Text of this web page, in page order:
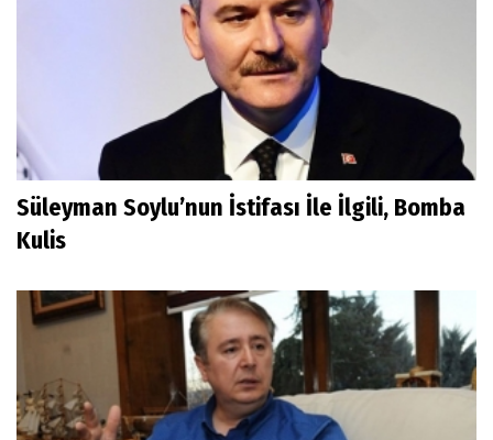
Süleyman Soylu’nun İstifası İle İlgili, Bomba
Kulis